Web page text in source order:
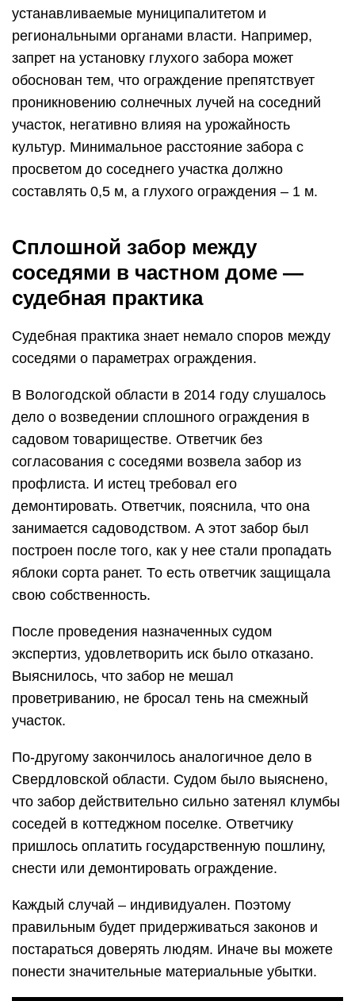
устанавливаемые муниципалитетом и
региональными органами власти. Например,
запрет на установку глухого забора может
обоснован тем, что ограждение препятствует
проникновению солнечных лучей на соседний
участок, негативно влияя на урожайность
культур. Минимальное расстояние забора с
просветом до соседнего участка должно
составлять 0,5 м, а глухого ограждения – 1 м.
Сплошной забор между
соседями в частном доме —
судебная практика
Судебная практика знает немало споров между
соседями о параметрах ограждения.
В Вологодской области в 2014 году слушалось
дело о возведении сплошного ограждения в
садовом товариществе. Ответчик без
согласования с соседями возвела забор из
профлиста. И истец требовал его
демонтировать. Ответчик, пояснила, что она
занимается садоводством. А этот забор был
построен после того, как у нее стали пропадать
яблоки сорта ранет. То есть ответчик защищала
свою собственность.
После проведения назначенных судом
экспертиз, удовлетворить иск было отказано.
Выяснилось, что забор не мешал
проветриванию, не бросал тень на смежный
участок.
По-другому закончилось аналогичное дело в
Свердловской области. Судом было выяснено,
что забор действительно сильно затенял клумбы
соседей в коттеджном поселке. Ответчику
пришлось оплатить государственную пошлину,
снести или демонтировать ограждение.
Каждый случай – индивидуален. Поэтому
правильным будет придерживаться законов и
постараться доверять людям. Иначе вы можете
понести значительные материальные убытки.